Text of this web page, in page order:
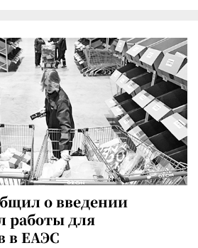
о введении
работы для
в ЕАЭС